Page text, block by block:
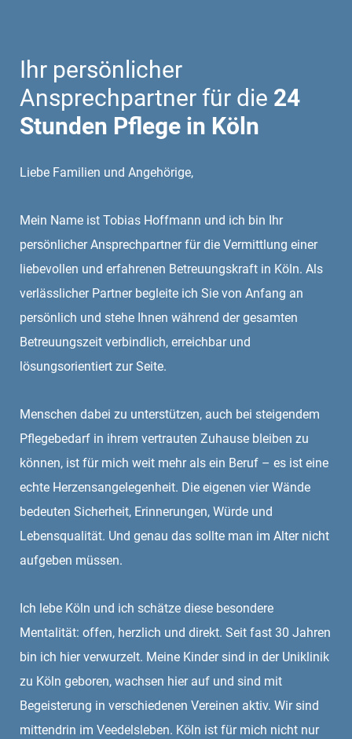
Ihr persönlicher
Ansprechpartner für die 24
Stunden Pflege in Köln
Liebe Familien und Angehörige,
Mein Name ist Tobias Hoffmann und ich bin Ihr
persönlicher Ansprechpartner für die Vermittlung einer
liebevollen und erfahrenen Betreuungskraft in Köln. Als
verlässlicher Partner begleite ich Sie von Anfang an
persönlich und stehe Ihnen während der gesamten
Betreuungszeit verbindlich, erreichbar und
lösungsorientiert zur Seite.
Menschen dabei zu unterstützen, auch bei steigendem
Pflegebedarf in ihrem vertrauten Zuhause bleiben zu
können, ist für mich weit mehr als ein Beruf – es ist eine
echte Herzensangelegenheit. Die eigenen vier Wände
bedeuten Sicherheit, Erinnerungen, Würde und
Lebensqualität. Und genau das sollte man im Alter nicht
aufgeben müssen.
Ich lebe Köln und ich schätze diese besondere
Mentalität: offen, herzlich und direkt. Seit fast 30 Jahren
bin ich hier verwurzelt. Meine Kinder sind in der Uniklinik
zu Köln geboren, wachsen hier auf und sind mit
Begeisterung in verschiedenen Vereinen aktiv. Wir sind
mittendrin im Veedelsleben. Köln ist für mich nicht nur